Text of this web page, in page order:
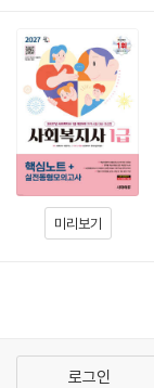
미리보기
로그인